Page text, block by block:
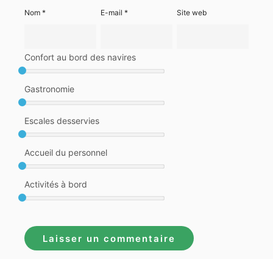
Nom * E-mail* Site web
Confort au bord des navires
Gastronomie
Escales desservies
Accueil du personnel
Activités à bord